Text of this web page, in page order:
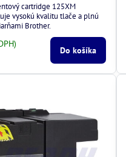
cartridge 125XM
vysokú kvalitu tlače a plnú
Brother.
Do košíka